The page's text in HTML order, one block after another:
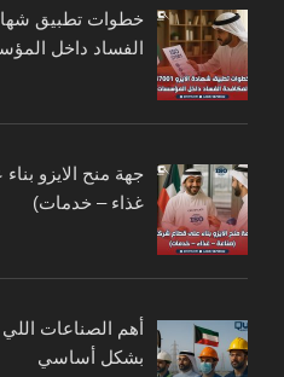
الفساد داخل
جهة منح الايزو
غذاء – خدمات)
بشكل أساسي